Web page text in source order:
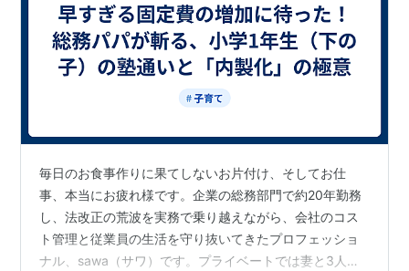
毎日のお食事作りに果てしないお片付け、そしてお仕
事、本当にお疲れ様です。企業の総務部門で約20年勤務
し、法改正の荒波を実務で乗り越えながら、会社のコス
ト管理と従業員の生活を守り抜いてきたプロフェッショ
ナル、sawa（サワ）です。プライベートでは妻と3人の